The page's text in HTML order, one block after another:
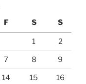
F S S
1 2
7 8 9
14 15 16